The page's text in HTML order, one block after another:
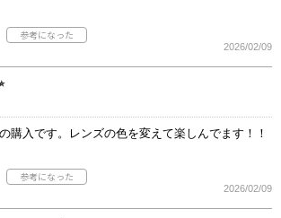
2026/02/09
購入です。レンズの色を変えて楽しんでます！！
2026/02/09